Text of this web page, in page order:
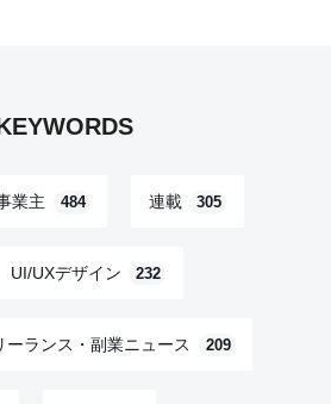
業主 484 連載 305
UI/UXデザイン 232
ランス・副業ニュース 209